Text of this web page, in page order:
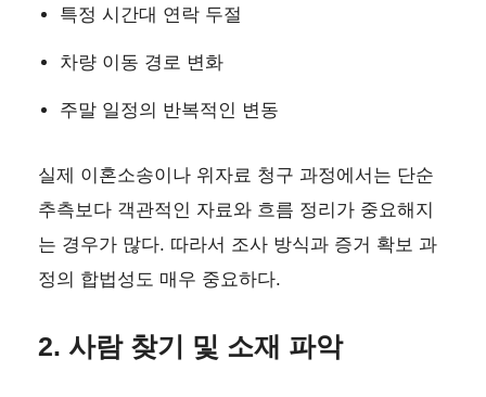
특정 시간대 연락 두절
차량 이동 경로 변화
주말 일정의 반복적인 변동
실제 이혼소송이나 위자료 청구 과정에서는 단순
추측보다 객관적인 자료와 흐름 정리가 중요해지
는 경우가 많다. 따라서 조사 방식과 증거 확보 과
정의 합법성도 매우 중요하다.
2. 사람 찾기 및 소재 파악